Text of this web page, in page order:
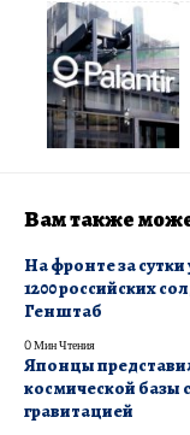
Вам также
На фронте за
1200 российских
Генштаб
0 Мин Чтения
Японцы
космической базы
гравитацией